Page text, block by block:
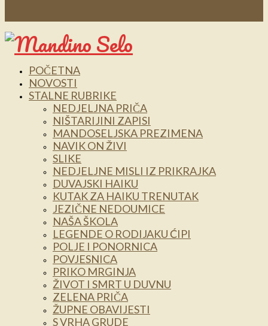
POČETNA
NOVOSTI
STALNE RUBRIKE
NEDJELJNA PRIČA
NIŠTARIJINI ZAPISI
MANDOSELJSKA PREZIMENA
NAVIK ON ŽIVI
SLIKE
NEDJELJNE MISLI IZ PRIKRAJKA
DUVAJSKI HAIKU
KUTAK ZA HAIKU TRENUTAK
JEZIČNE NEDOUMICE
NAŠA ŠKOLA
LEGENDE O RODIJAKU ĆIPI
POLJE I PONORNICA
POVJESNICA
PRIKO MRGINJA
ŽIVOT I SMRT U DUVNU
ZELENA PRIČA
ŽUPNE OBAVIJESTI
S VRHA GRUDE